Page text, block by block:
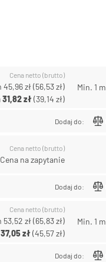
Cena netto (brutto)
45,96 zł(56,53 zł)
31,82 zł(39,14 zł)
Min. 1 m
Dodaj do:
Cena netto (brutto)
Cena na zapytanie
Dodaj do:
Cena netto (brutto)
53,52 zł(65,83 zł)
37,05 zł(45,57 zł)
Min. 1 m
Dodaj do: